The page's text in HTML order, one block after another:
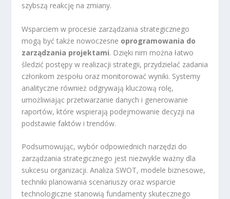
szybszą reakcję na zmiany.
Wsparciem w procesie zarządzania strategicznego
mogą być także nowoczesne oprogramowania do
zarządzania projektami. Dzięki nim można łatwo
śledzić postępy w realizacji strategii, przydzielać zadania
członkom zespołu oraz monitorować wyniki. Systemy
analityczne również odgrywają kluczową rolę,
umożliwiając przetwarzanie danych i generowanie
raportów, które wspierają podejmowanie decyzji na
podstawie faktów i trendów.
Podsumowując, wybór odpowiednich narzędzi do
zarządzania strategicznego jest niezwykle ważny dla
sukcesu organizacji. Analiza SWOT, modele biznesowe,
techniki planowania scenariuszy oraz wsparcie
technologiczne stanowią fundamenty skutecznego